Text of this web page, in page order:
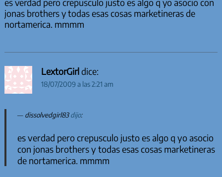
es verdad pero crepusculo justo es algo q yo asocio con
jonas brothers y todas esas cosas marketineras de
nortamerica. mmmm
LextorGirl dice:
18/07/2009 a las 2:21 am
dissolvedgirl83dijo:
es verdad pero crepusculo justo es algo q yo asocio
con jonas brothers y todas esas cosas marketineras
de nortamerica. mmmm